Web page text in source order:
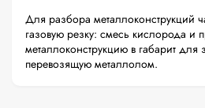
Для разбора металлоконструкций
газовую резку: смесь кислорода и
металлоконструкцию в габарит для
перевозящую металлолом.